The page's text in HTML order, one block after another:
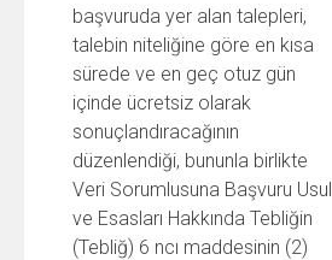
başvuruda yer alan talepleri,
talebin niteliğine göre en kısa
sürede ve en geç otuz gün
içinde ücretsiz olarak
sonuçlandıracağının
düzenlendiği, bununla birlikte
Veri Sorumlusuna Başvuru Usul
ve Esasları Hakkında Tebliğin
(Tebliğ) 6 ncı maddesinin (2)